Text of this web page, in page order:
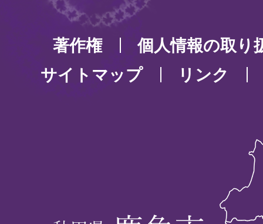
著作権
個人情報の取り
サイトマップ
リンク